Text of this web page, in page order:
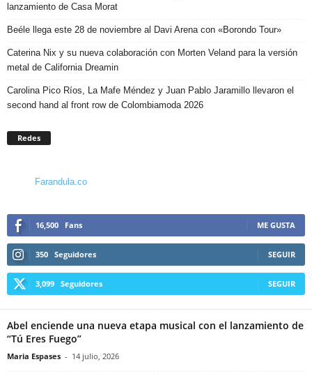
lanzamiento de Casa Morat
Beéle llega este 28 de noviembre al Davi Arena con «Borondo Tour»
Caterina Nix y su nueva colaboración con Morten Veland para la versión
metal de California Dreamin
Carolina Pico Ríos, La Mafe Méndez y Juan Pablo Jaramillo llevaron el
second hand al front row de Colombiamoda 2026
Redes
Farandula.co
16,500 Fans ME GUSTA
350 Seguidores SEGUIR
3,099 Seguidores SEGUIR
Abel enciende una nueva etapa musical con el lanzamiento de
“Tú Eres Fuego”
Maria Espases - 14 julio, 2026